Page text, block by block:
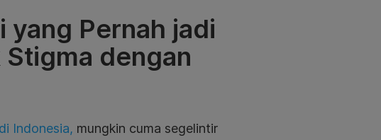
yang Pernah jadi
dengan
Indonesia, mungkin cuma segelintir